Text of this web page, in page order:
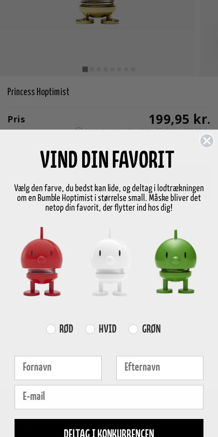
Princess Hoptimist
Pris 199,95 kr.
Laveste pris i de sidste 30 dage: 199,95 kr.
StørrelseS
Læg i kurv
På lager 1-3 dages levering
GRATIS FRAGT
over 499 DKK
E-MÆRKET
certificeret
HURTIG LEVERING
1-3 hverdage
Produktinformation
VIND DIN FAVORIT
Vælg den farve, du bedst kan lide, og deltag i lodtrækningen
om en Bumble Hoptimist i størrelse small. Måske bliver det
netop din favorit, der flytter ind hos dig!
Farvevalg
RØD HVID GRØN
Fornavn Efternavn
E-mail